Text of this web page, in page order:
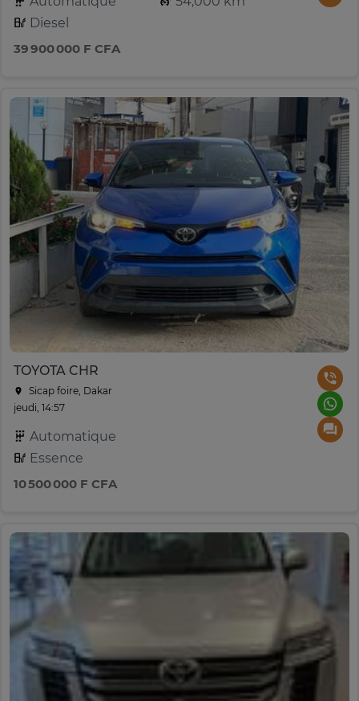
Diesel
39 900 000 F CFA
TOYOTA CHR
Sicap foire, Dakar
jeudi, 14:57
Automatique
Essence
10 500 000 F CFA